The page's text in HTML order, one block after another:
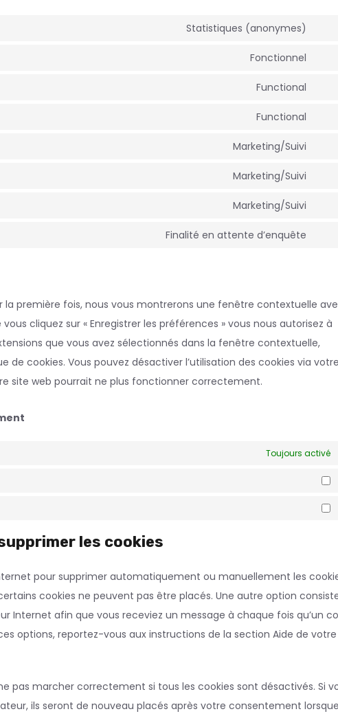
Statistiques (anonymes)
Fonctionnel
Functional
Functional
Marketing/Suivi
Marketing/Suivi
Marketing/Suivi
Finalité en attente d’enquête
la première fois, nous vous montrerons une fenêtre contextuelle
cliquez sur « Enregistrer les préférences » vous nous autorisez à
que vous avez sélectionnés dans la fenêtre contextuelle,
cookies. Vous pouvez désactiver l’utilisation des cookies via votre
site web pourrait ne plus fonctionner correctement.
Toujours activé
les cookies
pour supprimer automatiquement ou manuellement les
cookies ne peuvent pas être placés. Une autre option
Internet afin que vous receviez un message à chaque fois qu’un
options, reportez-vous aux instructions de la section Aide de votre
pas marcher correctement si tous les cookies sont désactivés. Si
ils seront de nouveau placés après votre consentement lorsque